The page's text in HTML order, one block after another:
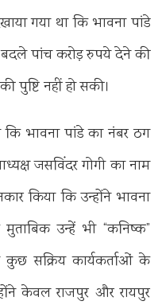
गया था कि भावना पांडे
पांच करोड़ रुपये देने की
पुष्टि नहीं हो सकी।
भावना पांडे का नंबर ठग
जसविंदर गोगी का नाम
किया कि उन्होंने भावना
उन्हें भी “कनिष्क”
सक्रिय कार्यकर्ताओं के
केवल राजपुर और रायपुर